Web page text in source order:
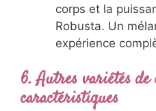
corps et la
Robusta. Un
expérience
6. Autres variétés de
caractéristiques